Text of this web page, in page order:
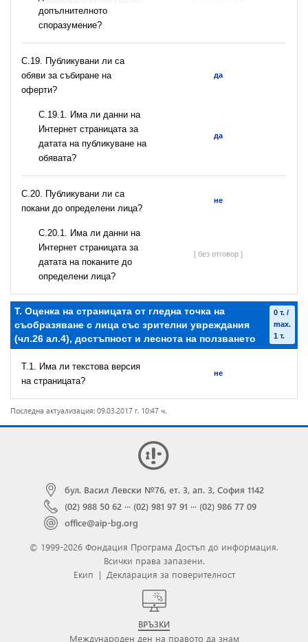
допълнителното
споразумение?
С.19. Публикувани ли са
обяви за събиране на
оферти?
да
С.19.1. Има ли данни на
Интернет страницата за
датата на публикуване на
обявата?
да
С.20. Публикувани ли са
покани до определени лица?
не
С.20.1. Има ли данни на
Интернет страницата за
датата на поканите до
определени лица?
[ без отговор ]
T. Оценка на страницата от гледна точка на
съобразяване с лица със зрителни увреждания
(чл.26 ал.4), достъпност и леснота на ползването
0 т. /
max.
1 т.
T.1. Има ли текстова версия
на страницата?
не
Последна актуализация: 09.03.2017 г. 10:47 ч.
бул. Васил Левски №76, ет. 3, ап. 3, София 1142
(02) 988 50 62 ··· (02) 981 97 91 ··· (02) 986 77 09
office@aip-bg.org
© 1999-2026 Фондация Програма Достъп до информация.
Всички права запазени.
Екип | Декларация за поверителност
ВРЪЗКИ
Международен ден на правото да знам